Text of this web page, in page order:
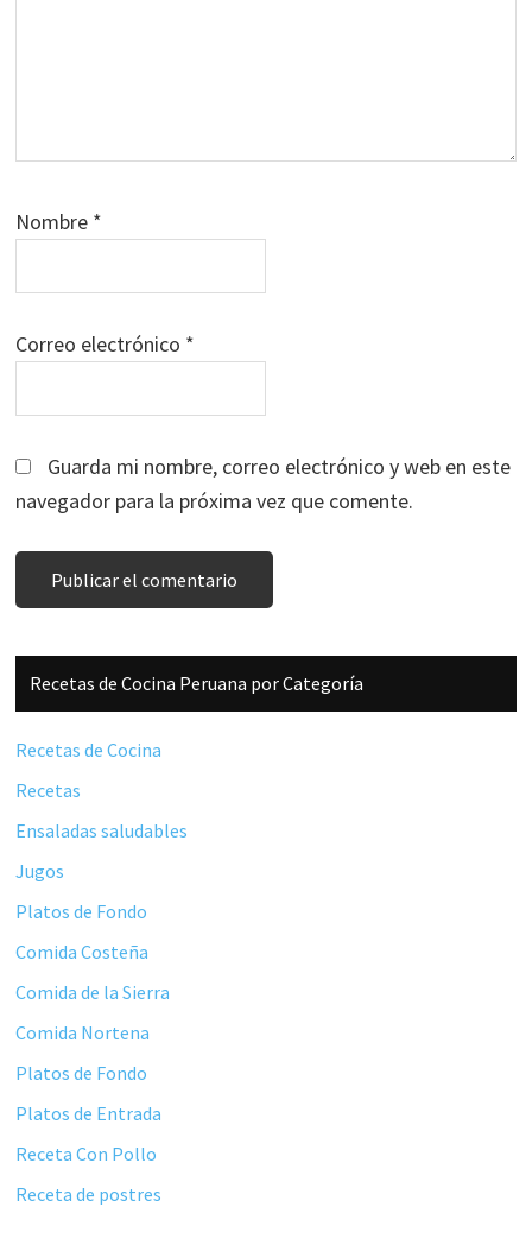
Nombre *
Correo electrónico *
Guarda mi nombre, correo electrónico y web en este
navegador para la próxima vez que comente.
Barra
lateral
principal
Recetas de Cocina Peruana por Categoría
Recetas de Cocina
Recetas
Ensaladas saludables
Jugos
Platos de Fondo
Comida Costeña
Comida de la Sierra
Comida Nortena
Platos de Fondo
Platos de Entrada
Receta Con Pollo
Receta de postres